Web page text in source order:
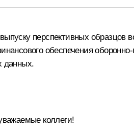
перспективных
обеспечения
данных.
коллеги!